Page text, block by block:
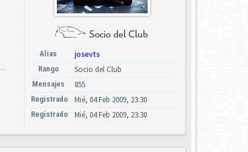
Alias josevts
Rango Socio del Club
Mensajes 855
Registrado Mié, 04 Feb 2009, 23:30
Registrado Mié, 04 Feb 2009, 23:30